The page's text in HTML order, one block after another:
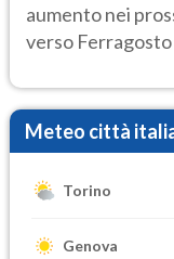
aumento nei
verso Ferragosto
Meteo città
Torino
Genova